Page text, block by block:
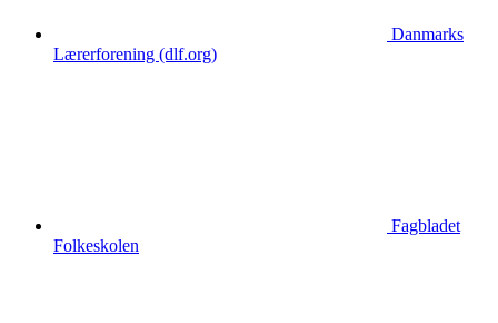
Danmarks
Lærerforening (dlf.org)
Fagbladet
Folkeskolen